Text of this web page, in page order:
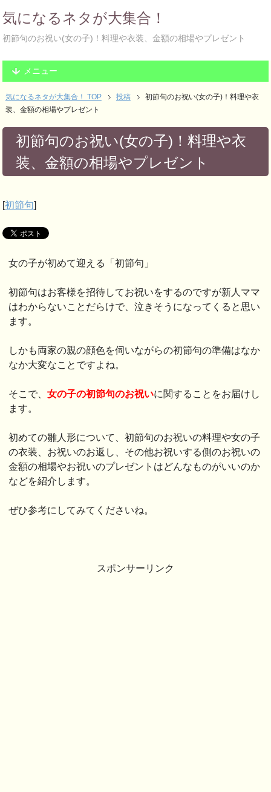
気になるネタが大集合！
初節句のお祝い(女の子)！料理や衣装、金額の相場やプレゼント
メニュー
気になるネタが大集合！ TOP 投稿
初節句のお祝い(女の子)！料理や衣
装、金額の相場やプレゼント
初節句のお祝い(女の子)！料理や衣
装、金額の相場やプレゼント
[初節句]
女の子が初めて迎える「初節句」
初節句はお客様を招待してお祝いをするのですが新人ママ
はわからないことだらけで、泣きそうになってくると思い
ます。
しかも両家の親の顔色を伺いながらの初節句の準備はなか
なか大変なことですよね。
そこで、女の子の初節句のお祝いに関することをお届けし
ます。
初めての雛人形について、初節句のお祝いの料理や女の子
の衣装、お祝いのお返し、その他お祝いする側のお祝いの
金額の相場やお祝いのプレゼントはどんなものがいいのか
などを紹介します。
ぜひ参考にしてみてくださいね。
スポンサーリンク